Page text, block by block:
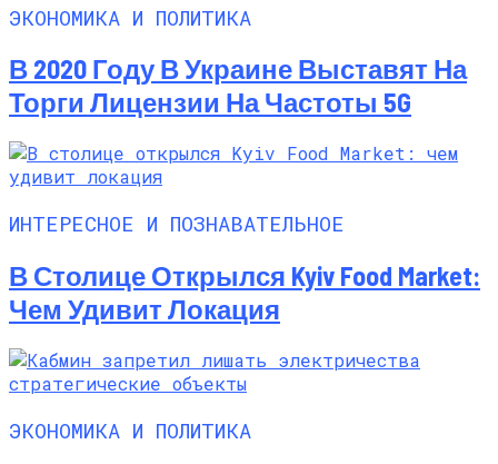
ЭКОНОМИКА И ПОЛИТИКА
В 2020 Году В Украине Выставят На
Торги Лицензии На Частоты 5G
ИНТЕРЕСНОЕ И ПОЗНАВАТЕЛЬНОЕ
В Столице Открылся Kyiv Food Market:
Чем Удивит Локация
ЭКОНОМИКА И ПОЛИТИКА